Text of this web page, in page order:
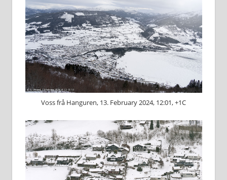
Voss frå Hanguren, 13. February 2024, 12:01, +1C